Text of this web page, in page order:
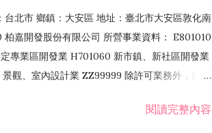
北市 鄉鎮：大安區 地址：臺北市大安區敦化南
嘉開發股份有限公司 所營事業資料： E801010
專業區開發業 H701060 新市鎮、新社區開發業
觀、室內設計業 ZZ99999 除許可業務外，得經
閱讀完整內容